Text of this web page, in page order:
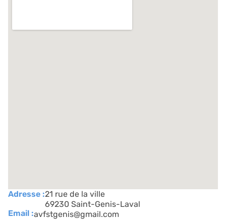
Adresse :21 rue de la ville
69230 Saint-Genis-Laval
Email :avfstgenis@gmail.com